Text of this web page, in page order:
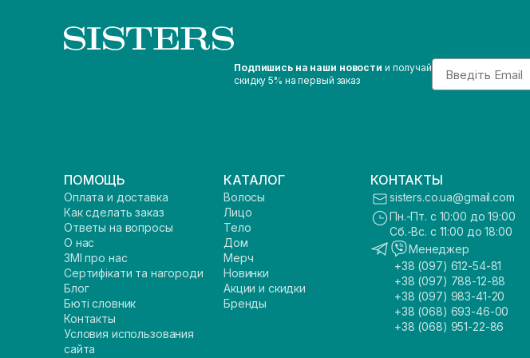
Подпишись на наши новости и получай
скидку 5% на первый заказ
Email
ПОМОЩЬ
Оплата и доставка
Как сделать заказ
Ответы на вопросы
О нас
ЗМІ про нас
Сертифікати та нагороди
Блог
Бюті словник
Контакты
Условия использования
сайта
КАТАЛОГ
Волосы
Лицо
Тело
Дом
Мерч
Новинки
Акции и скидки
Бренды
КОНТАКТЫ
sisters.co.ua@gmail.com
Пн.-Пт. с 10:00 до 19:00
Сб.-Вс. с 11:00 до 18:00
Менеджер
+38 (097) 612-54-81
+38 (097) 788-12-88
+38 (097) 983-41-20
+38 (068) 693-46-00
+38 (068) 951-22-86